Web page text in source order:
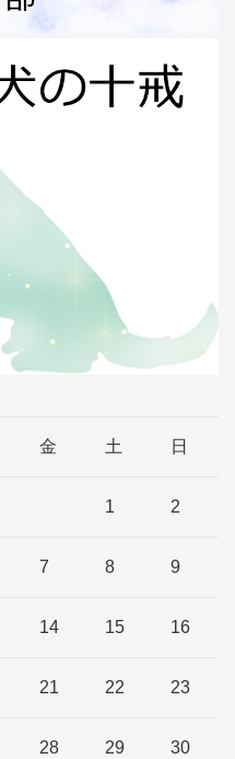
金 土 日
1 2
7 8 9
14 15 16
21 22 23
28 29 30